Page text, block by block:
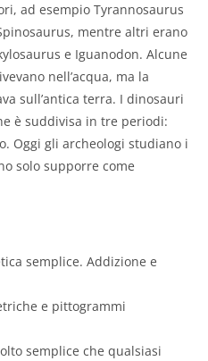
ad esempio Tyrannosaurus
mentre altri erano
e Iguanodon. Alcune
nell’acqua, ma la
sull’antica terra. I dinosauri
è suddivisa in tre periodi:
Oggi gli archeologi studiano i
solo supporre come
semplice. Addizione e
e pittogrammi
semplice che qualsiasi